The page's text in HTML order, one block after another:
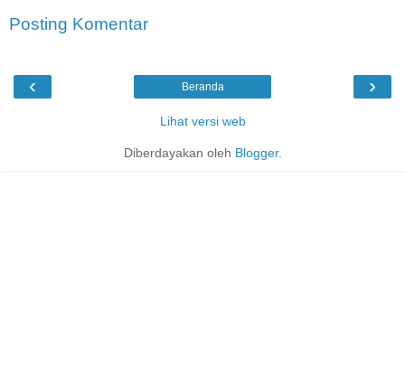
Posting Komentar
‹ ›
Beranda
Lihat versi web
Diberdayakan oleh Blogger.